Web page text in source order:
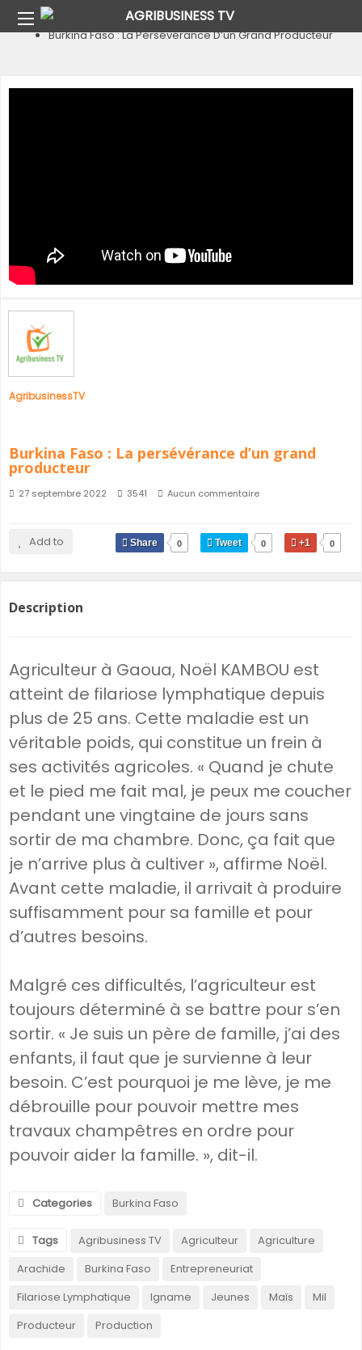
Pays
Burkina Faso
Burkina Faso : La Persévérance D’un Grand Producteur
AgribusinessTV
Burkina Faso : La persévérance d’un grand
producteur
27 septembre 2022 3541 Aucun commentaire
Add to Share 0 Tweet 0 +1 0
Description
Agriculteur à Gaoua, Noël KAMBOU est
atteint de filariose lymphatique depuis
plus de 25 ans. Cette maladie est un
véritable poids, qui constitue un frein à
ses activités agricoles. « Quand je chute
et le pied me fait mal, je peux me coucher
pendant une vingtaine de jours sans
sortir de ma chambre. Donc, ça fait que
je n’arrive plus à cultiver », affirme Noël.
Avant cette maladie, il arrivait à produire
suffisamment pour sa famille et pour
d’autres besoins.
Malgré ces difficultés, l’agriculteur est
toujours déterminé à se battre pour s’en
sortir. « Je suis un père de famille, j’ai des
enfants, il faut que je survienne à leur
besoin. C’est pourquoi je me lève, je me
débrouille pour pouvoir mettre mes
travaux champêtres en ordre pour
pouvoir aider la famille. », dit-il.
Categories Burkina Faso
Tags Agribusiness TV Agriculteur
Agriculture
Arachide
Burkina Faso
Entrepreneuriat
Filariose Lymphatique
Igname Jeunes Maïs
Mil
Producteur
Production